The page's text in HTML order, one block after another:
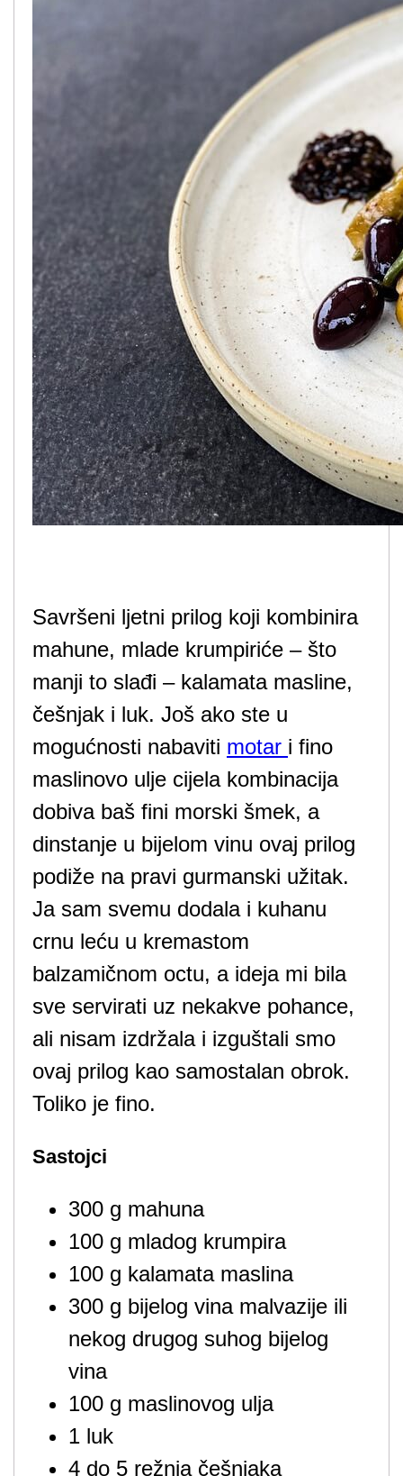
Savršeni ljetni prilog koji kombinira
mahune, mlade krumpiriće – što
manji to slađi – kalamata masline,
češnjak i luk. Još ako ste u
mogućnosti nabaviti motar i fino
maslinovo ulje cijela kombinacija
dobiva baš fini morski šmek, a
dinstanje u bijelom vinu ovaj prilog
podiže na pravi gurmanski užitak.
Ja sam svemu dodala i kuhanu
crnu leću u kremastom
balzamičnom octu, a ideja mi bila
sve servirati uz nekakve pohance,
ali nisam izdržala i izguštali smo
ovaj prilog kao samostalan obrok.
Toliko je fino.
Sastojci
300 g mahuna
100 g mladog krumpira
100 g kalamata maslina
300 g bijelog vina malvazije ili
nekog drugog suhog bijelog
vina
100 g maslinovog ulja
1 luk
4 do 5 režnja češnjaka